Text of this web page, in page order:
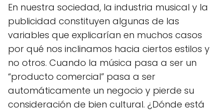
En nuestra sociedad, la industria musical y la
publicidad constituyen algunas de las
variables que explicarían en muchos casos
por qué nos inclinamos hacia ciertos estilos y
no otros. Cuando la música pasa a ser un
“producto comercial” pasa a ser
automáticamente un negocio y pierde su
consideración de bien cultural. ¿Dónde está